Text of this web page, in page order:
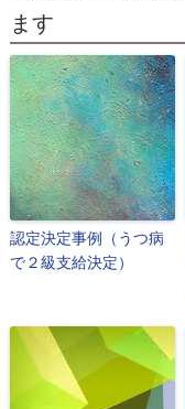
ます
認定決定事例（うつ病
で２級支給決定）